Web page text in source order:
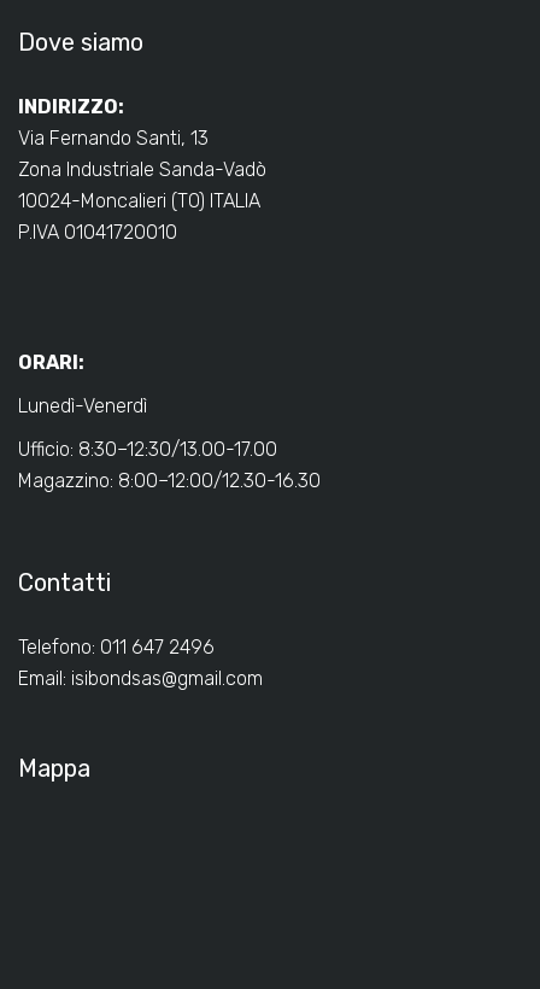
Dove siamo
INDIRIZZO:
Via Fernando Santi, 13
Zona Industriale Sanda-Vadò
10024-Moncalieri (TO) ITALIA
P.IVA 01041720010
ORARI:
Lunedì-Venerdì
Ufficio: 8:30–12:30/13.00-17.00
Magazzino: 8:00–12:00/12.30-16.30
Contatti
Telefono: 011 647 2496
Email: isibondsas@gmail.com
Mappa